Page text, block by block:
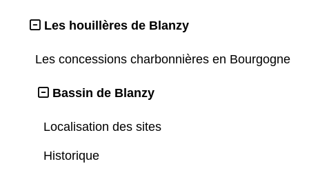
Les houillères de Blanzy
Les concessions charbonnières en Bourgogne
Bassin de Blanzy
Localisation des sites
Historique